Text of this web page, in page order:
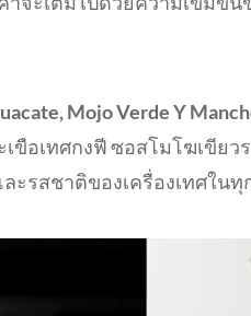
Mojo Verde Y
ขือเทศกงฟี ซอสโมโฆเขียว
ะรสชาติของเครื่องเทศใน